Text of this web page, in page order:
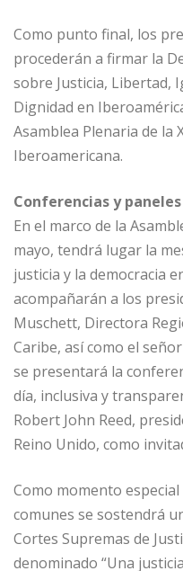
Como punto final, los
procederán a firmar la
sobre Justicia, Libertad,
Dignidad en
Asamblea Plenaria de la
Iberoamericana.
Conferencias y paneles
En el marco de la
mayo, tendrá lugar la
justicia y la democracia
acompañarán a los
Muschett, Directora
Caribe, así como el
se presentará la
día, inclusiva y
Robert John Reed,
Reino Unido, como
Como momento
comunes se sostendrá
Cortes Supremas de
denominado “Una